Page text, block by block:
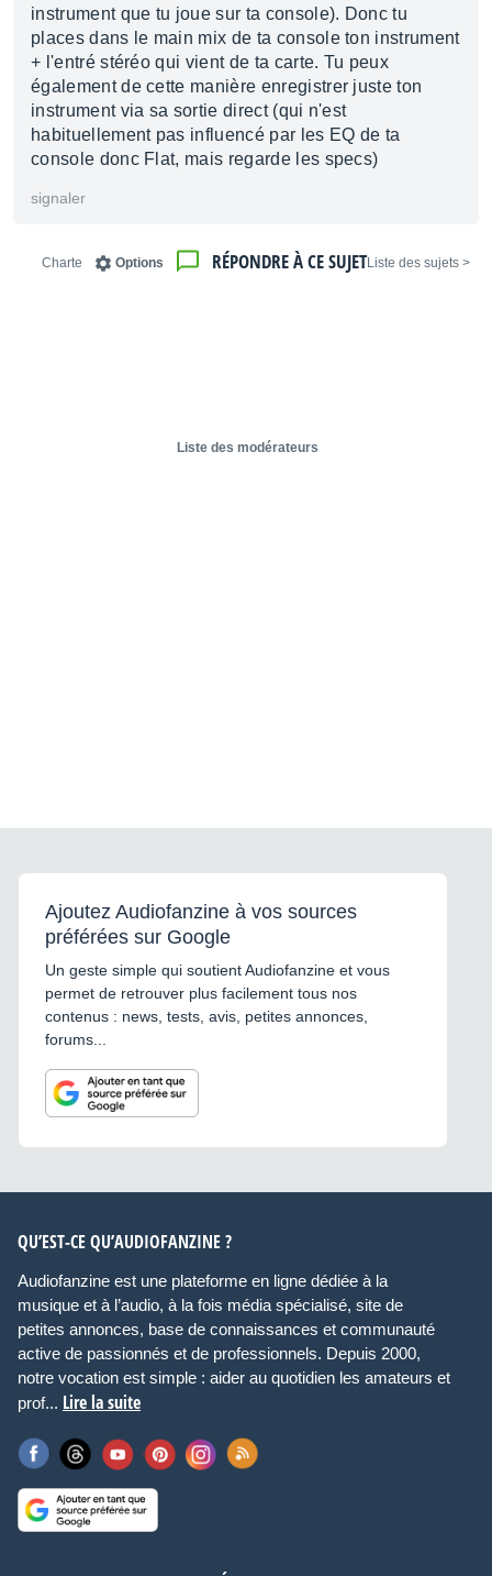
instrument que tu joue sur ta console). Donc tu
places dans le main mix de ta console ton instrument
+ l'entré stéréo qui vient de ta carte. Tu peux
également de cette manière enregistrer juste ton
instrument via sa sortie direct (qui n'est
habituellement pas influencé par les EQ de ta
console donc Flat, mais regarde les specs)
signaler
< Liste des sujets
RÉPONDRE À CE SUJET
Options
Charte
Liste des modérateurs
Ajoutez Audiofanzine à vos sources
préférées sur Google
Un geste simple qui soutient Audiofanzine et vous
permet de retrouver plus facilement tous nos
contenus : news, tests, avis, petites annonces,
forums...
QU’EST-CE QU’AUDIOFANZINE ?
Audiofanzine est une plateforme en ligne dédiée à la
musique et à l’audio, à la fois média spécialisé, site de
petites annonces, base de connaissances et communauté
active de passionnés et de professionnels. Depuis 2000,
notre vocation est simple : aider au quotidien les amateurs et
prof... Lire la suite